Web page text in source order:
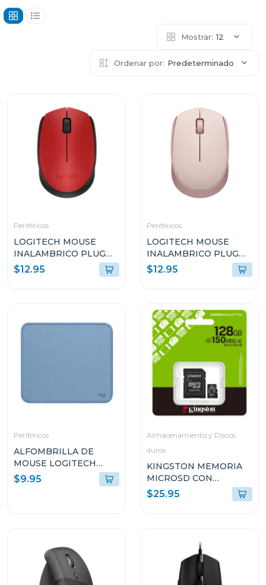
Mostrar: 12
Ordenar por: Predeterminado
Periféricos
LOGITECH MOUSE
INALAMBRICO PLUG
AND PLAY ROJO M170
$12.95
Periféricos
LOGITECH MOUSE
INALAMBRICO PLUG
AND PLAY ROSADO
M170
$12.95
Periféricos
ALFOMBRILLA DE
MOUSE LOGITECH
956000038
$9.95
Almacenamiento y Discos
duros
KINGSTON MEMORIA
MICROSD CON
ADAPTADOR DE 128GB
SDCS3128GB
$25.95